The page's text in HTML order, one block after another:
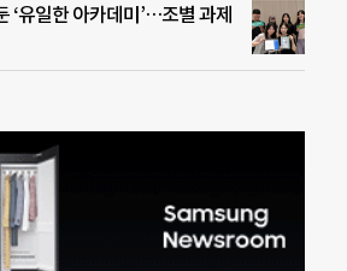
‘유일한 아카데미’…조별 과제